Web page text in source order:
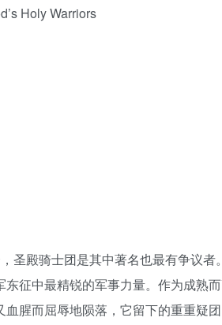
Holy Warriors
圣殿骑士团是其中著名也最有争议
征中最精锐的军事力量。作为成熟
腥而屈辱地陨落，它留下的重重疑